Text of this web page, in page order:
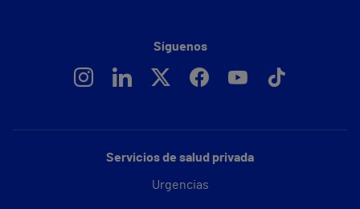
Servicios de salud privada
Urgencias
Síguenos